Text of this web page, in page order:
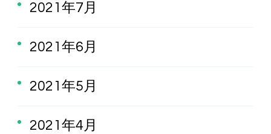
2021年7月
2021年6月
2021年5月
2021年4月